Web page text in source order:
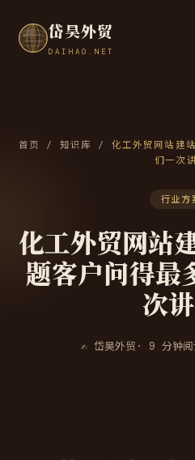
岱昊外贸
DAIHAO.NET
首页 / 知识库 / 化工外贸网站建
们一次
行业方
化工外贸网站
题客户问得
次
✍ 岱昊外贸 · 9 分钟阅